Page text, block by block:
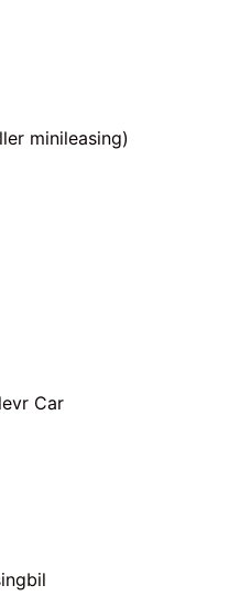
minileasing)
Car